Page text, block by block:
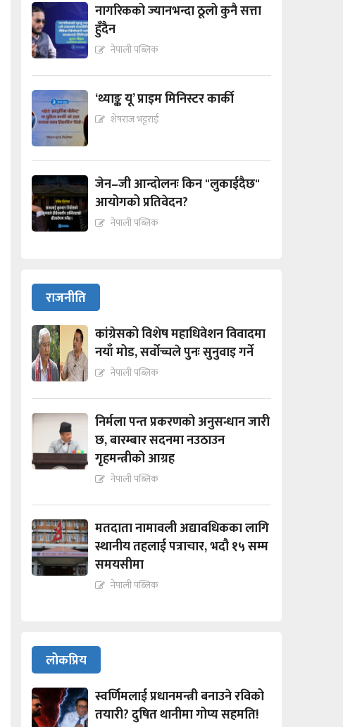
नागरिकको ज्यानभन्दा ठूलो कुनै सत्ता
हुँदैन
नेपाली पब्लिक
‘थ्याङ्क यू’ प्राइम मिनिस्टर कार्की
शेषराज भट्टराई
जेन–जी आन्दोलनः किन "लुकाईदैछ"
आयोगको प्रतिवेदन?
नेपाली पब्लिक
राजनीति
कांग्रेसको विशेष महाधिवेशन विवादमा
नयाँ मोड, सर्वोच्चले पुनः सुनुवाइ गर्ने
नेपाली पब्लिक
निर्मला पन्त प्रकरणको अनुसन्धान जारी
छ, बारम्बार सदनमा नउठाउन
गृहमन्त्रीको आग्रह
नेपाली पब्लिक
मतदाता नामावली अद्यावधिकका लागि
स्थानीय तहलाई पत्राचार, भदौ १५ सम्म
समयसीमा
नेपाली पब्लिक
लोकप्रिय
स्वर्णिमलाई प्रधानमन्त्री बनाउने रविको
तयारी? दुषित थानीमा गोप्य सहमति!